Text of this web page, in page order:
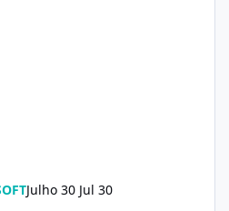
Julho 30 Jul 30